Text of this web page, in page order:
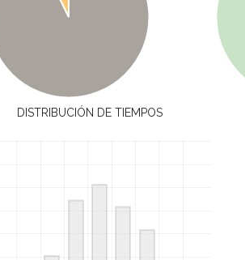
DISTRIBUCIÓN DE TIEMPOS